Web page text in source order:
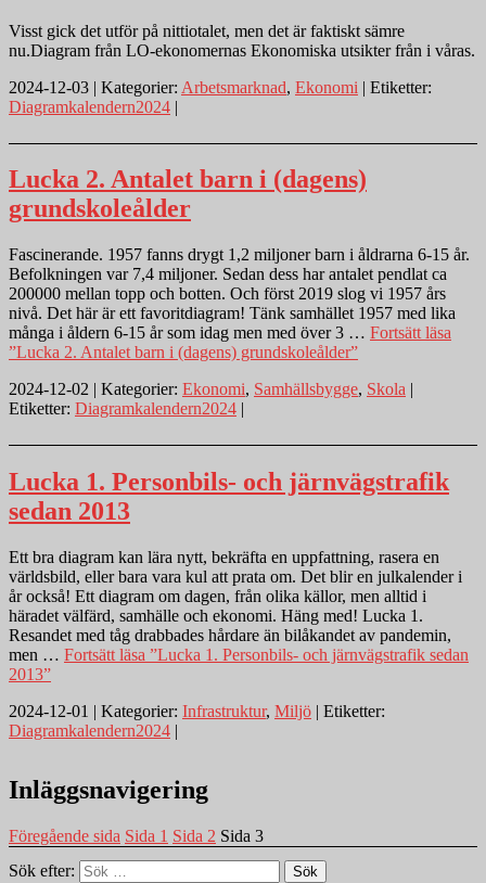
Visst gick det utför på nittiotalet, men det är faktiskt sämre
nu.Diagram från LO-ekonomernas Ekonomiska utsikter från i våras.
2024-12-03 | Kategorier: Arbetsmarknad, Ekonomi | Etiketter:
Diagramkalendern2024 |
Lucka 2. Antalet barn i (dagens)
grundskoleålder
Fascinerande. 1957 fanns drygt 1,2 miljoner barn i åldrarna 6-15 år.
Befolkningen var 7,4 miljoner. Sedan dess har antalet pendlat ca
200000 mellan topp och botten. Och först 2019 slog vi 1957 års
nivå. Det här är ett favoritdiagram! Tänk samhället 1957 med lika
många i åldern 6-15 år som idag men med över 3 … Fortsätt läsa
”Lucka 2. Antalet barn i (dagens) grundskoleålder”
2024-12-02 | Kategorier: Ekonomi, Samhällsbygge, Skola |
Etiketter: Diagramkalendern2024 |
Lucka 1. Personbils- och järnvägstrafik
sedan 2013
Ett bra diagram kan lära nytt, bekräfta en uppfattning, rasera en
världsbild, eller bara vara kul att prata om. Det blir en julkalender i
år också! Ett diagram om dagen, från olika källor, men alltid i
häradet välfärd, samhälle och ekonomi. Häng med! Lucka 1.
Resandet med tåg drabbades hårdare än bilåkandet av pandemin,
men … Fortsätt läsa ”Lucka 1. Personbils- och järnvägstrafik sedan
2013”
2024-12-01 | Kategorier: Infrastruktur, Miljö | Etiketter:
Diagramkalendern2024 |
Inläggsnavigering
Föregående sida Sida 1 Sida 2 Sida 3
Sök efter:
Sök